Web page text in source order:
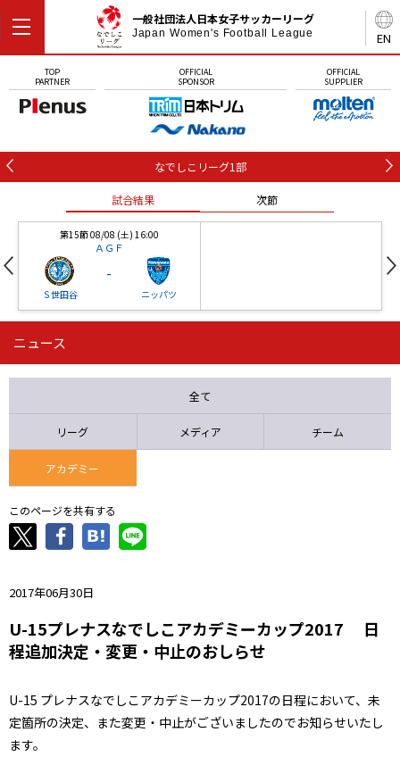
EN
一般社団法人日本女子サッカーリーグ
Japan Women's Football League
TOP
PARTNER
OFFICIAL
SPONSOR
OFFICIAL
SUPPLIER
なでしこリーグ1部
試合結果 次節
第15節 08/08 (土) 16:00
ＡＧＦ
Ｓ世田谷
-
ニッパツ
第16節 09/05 (土) 15:00
ニッパツ 石人の星
ニュース
全て
リーグ メディア チーム
アカデミー
このページを共有する
2017年06月30日
U-15プレナスなでしこアカデミーカップ2017 日
程追加決定・変更・中止のおしらせ
U-15 プレナスなでしこアカデミーカップ2017の日程において、未
定箇所の決定、また変更・中止がございましたのでお知らせいたし
ます。